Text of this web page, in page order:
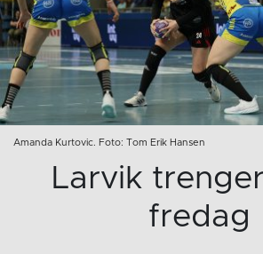
Amanda Kurtovic. Foto: Tom Erik Hansen
Larvik
fredag